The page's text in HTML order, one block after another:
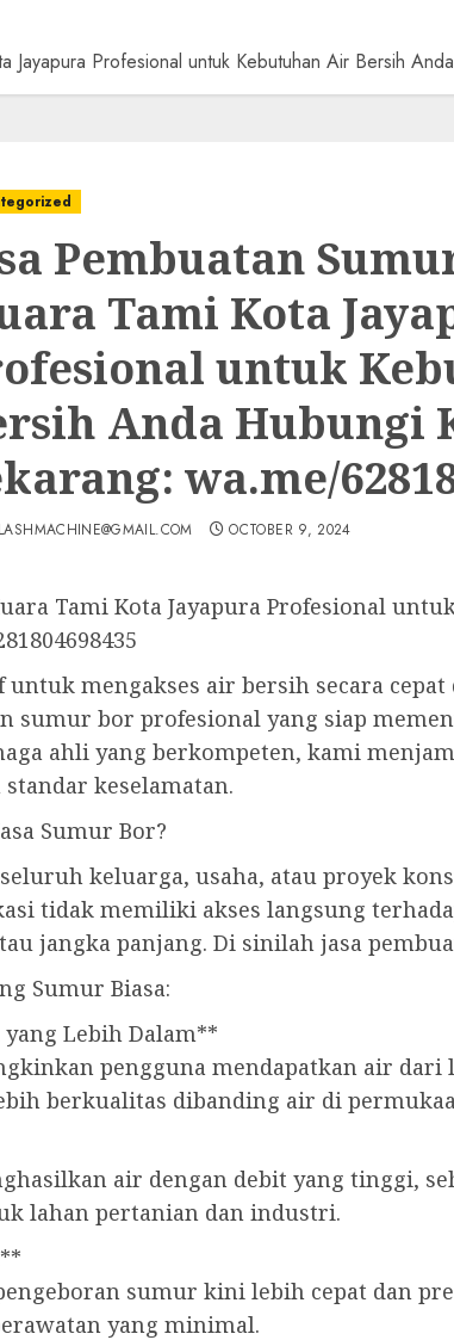
Jayapura Profesional untuk Kebutuhan Air Bersih
Pembuatan
Tami Kota
untuk
Anda Hubungi
wa.me/
OCTOBER 9, 2024
Tami Kota Jayapura Profesional
mengakses air bersih secara cepat
sumur bor profesional yang siap
ahli yang berkompeten, kami
keselamatan.
Sumur Bor?
keluarga, usaha, atau proyek
tidak memiliki akses langsung
jangka panjang. Di sinilah jasa
Sumur Biasa:
Lebih Dalam**
pengguna mendapatkan air dari
berkualitas dibanding air di
air dengan debit yang tinggi,
lahan pertanian dan industri.
sumur kini lebih cepat dan
yang minimal.